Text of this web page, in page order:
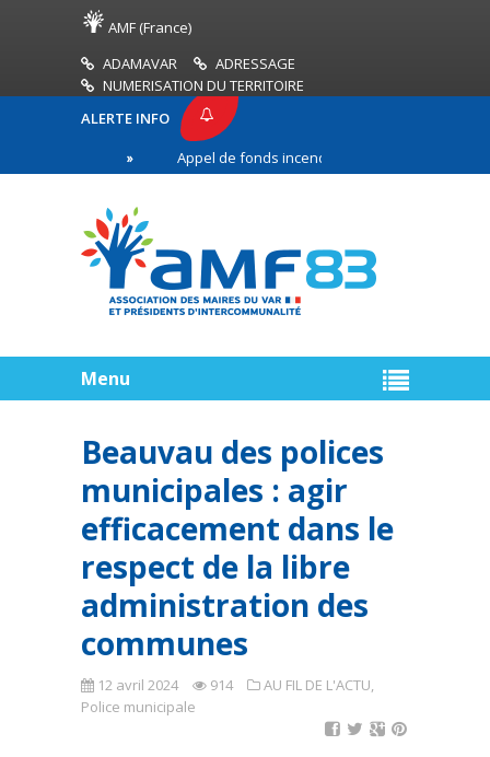
AMF (France)
ADAMAVAR
ADRESSAGE
NUMERISATION DU TERRITOIRE
ALERTE INFO
Appel de fonds incendies de forêt
ligne
Menu
Beauvau des polices
municipales : agir
efficacement dans le
respect de la libre
administration des
communes
12 avril 2024 914 AU FIL DE L'ACTU,
Police municipale